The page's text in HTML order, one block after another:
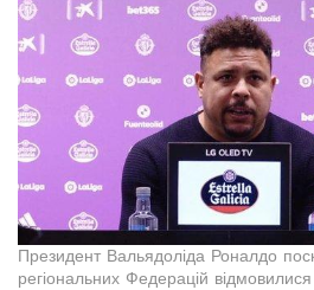
Президент Вальядоліда Роналдо
регіональних Федерацій